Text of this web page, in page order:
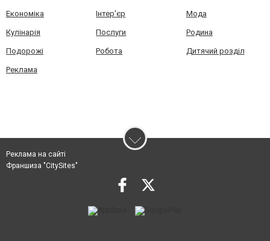
Економіка Інтер'єр Мода
Кулінарія Послуги Родина
Подорожі Робота Дитячий розділ
Реклама
Реклама на сайті
Франшиза "CitySites"